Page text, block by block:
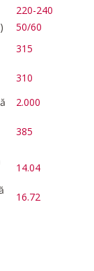
220-240
50/60
315
310
2.000
385
14.04
16.72